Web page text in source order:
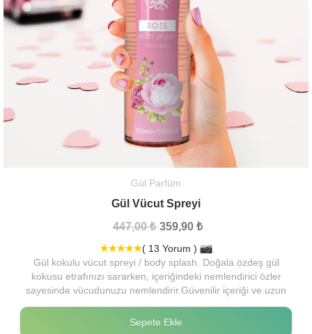
Gül Parfüm
Gül Vücut Spreyi
447,00 ₺ 359,90 ₺
( 13 Yorum )
Gül kokulu vücut spreyi / body splash. Doğala özdeş gül
kokusu etrafınızı sararken, içeriğindeki nemlendirici özler
sayesinde vücudunuzu nemlendirir.Güvenilir içeriği ve uzun
seveceksiniz.
Sepete Ekle